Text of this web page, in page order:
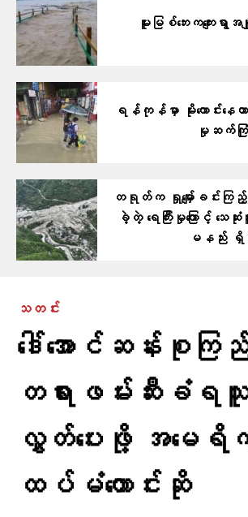
မူးမြစ်ဘေးကကျေးရွာအ
ရန်ကုန်မှာ မိုးကောင်းနေတာက
မှုဆက်ကြုံ
တရုတ်က ရှုမျှော်ခင်းကြည့်
ခဲ့တဲ့ ရေကြီးမှုကြောင့် သ
မနည်း ရှိ
သတင်း
ဒေါ်အောင်ဆန်းစုက
တရားဖမ်းဆီးခံရသူ
လွှတ်ပေးဖို့ အမေ
ထပ်မံတောင်းဆို